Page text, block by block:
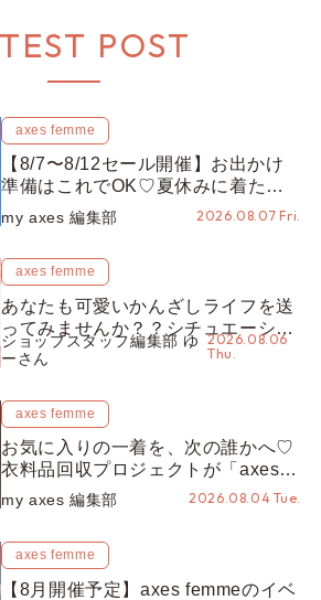
POST
axes femme
【8/7〜8/12セール開催】お出かけ
準備はこれでOK♡夏休みに着たい
コーデ25選をシーン別に徹底解説！
my axes 編集部 2026.08.07 Fri.
axes femme
あなたも可愛いかんざしライフを送
ってみませんか？？シチュエーショ
ン別“かんざし”のオススメ【ショッ
プスタッフ編集部】
ショップスタッフ編集部 ゆ
ーさん
2026.08.06
Thu.
axes femme
お気に入りの一着を、次の誰かへ♡
衣料品回収プロジェクトが「axes
LOOP」にアップデート！活用する
とポイントが手に入る◎
my axes 編集部 2026.08.04 Tue.
axes femme
【8月開催予定】axes femmeのイベ